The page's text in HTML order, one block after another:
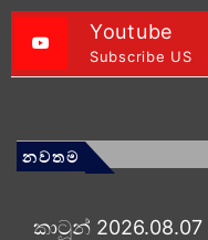
Youtube
Subscribe US
නවතම
කාටූන් 2026.08.07